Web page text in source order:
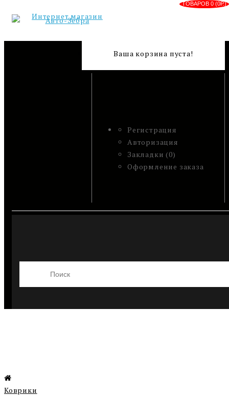
ТОВАРОВ 0 (0Р.)
Ваша корзина пуста!
Регистрация
Авторизация
Закладки (0)
Оформление заказа
Коврики